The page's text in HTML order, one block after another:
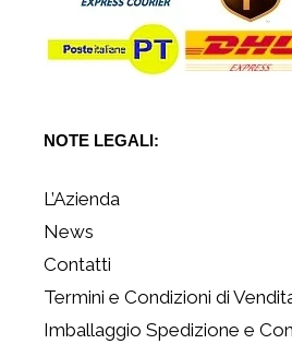
NOTE LEGALI:
L’Azienda
News
Contatti
Termini e Condizioni di
Imballaggio Spedizione e